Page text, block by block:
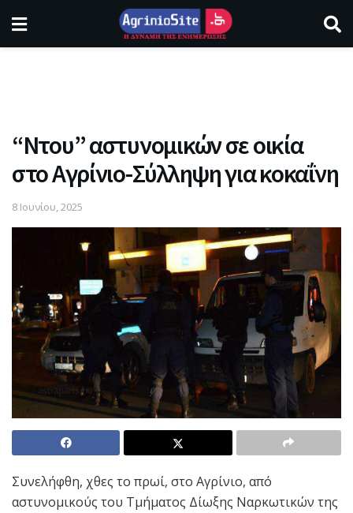
“Ντου” αστυνομικών σε οικία
στο Αγρίνιο-Σύλληψη για κοκαΐνη
8 Ιουνίου, 2025
Συνελήφθη, χθες το πρωί, στο Αγρίνιο, από
αστυνομικούς του Τμήματος Δίωξης Ναρκωτικών της